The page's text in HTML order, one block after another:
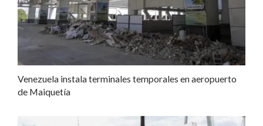
Venezuela instala terminales temporales en aeropuerto
de Maiquetía